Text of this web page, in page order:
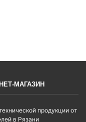
МАГАЗИН
продукции от
в Рязани